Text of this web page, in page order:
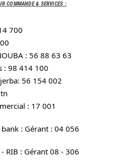
COMMANDE & SERVICES :
700
: 56 88 63 63
: 98 414 100
56 154 002
: 17 001
: Gérant : 04 056
- RIB : Gérant 08 - 306